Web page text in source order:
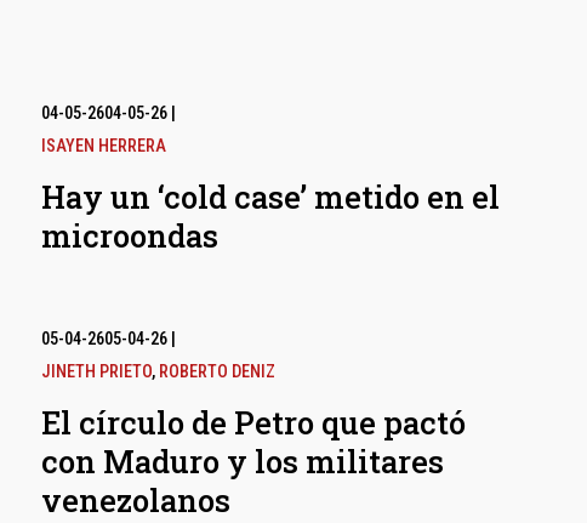
04-05-2604-05-26|
ISAYEN HERRERA
Hay un ‘cold case’ metido en el
microondas
05-04-2605-04-26|
JINETH PRIETO, ROBERTO DENIZ
El círculo de Petro que pactó
con Maduro y los militares
venezolanos